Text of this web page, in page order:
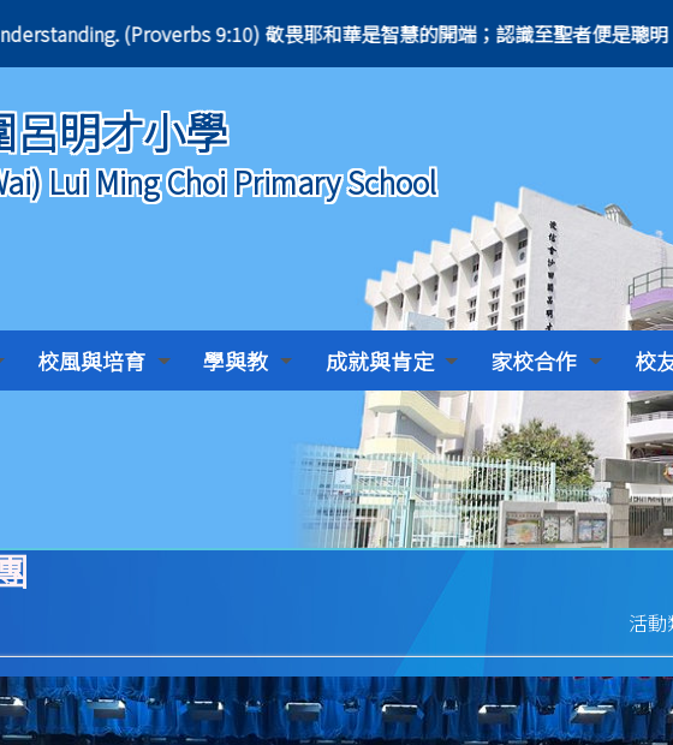
(Proverbs 9:10) 敬畏耶和華是智慧的開端；認識至聖者便是聰明。
呂明才小學
Lui Ming Choi Primary School
校風與培育 學與教 成就與肯定 家校合作 校
活